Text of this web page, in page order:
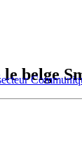
belge